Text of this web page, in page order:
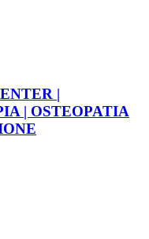
|
| OSTEOPATIA